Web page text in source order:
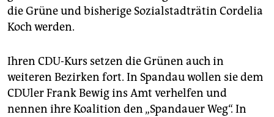
die Grüne und bisherige Sozialstadträtin Cordelia
Koch werden.
Ihren CDU-Kurs setzen die Grünen auch in
weiteren Bezirken fort. In Spandau wollen sie dem
CDUler Frank Bewig ins Amt verhelfen und
nennen ihre Koalition den „Spandauer Weg“. In